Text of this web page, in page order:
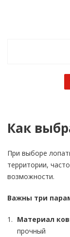
Как
При выборе
территории,
возможности.
Важны три
Материал
прочный